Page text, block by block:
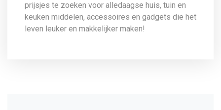
prijsjes te zoeken voor alledaagse huis, tuin en
keuken middelen, accessoires en gadgets die het
leven leuker en makkelijker maken!